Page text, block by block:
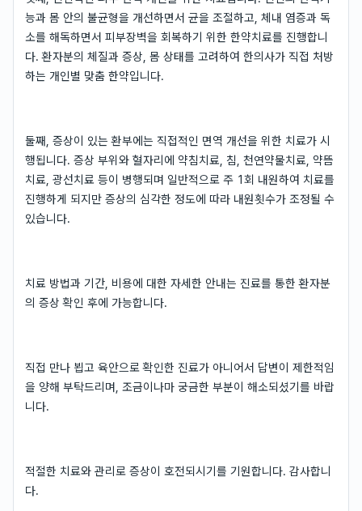
능과 몸 안의 불균형을 개선하면서 균을 조절하고, 체내 염증과 독
소를 해독하면서 피부장벽을 회복하기 위한 한약치료를 진행합니
다. 환자분의 체질과 증상, 몸 상태를 고려하여 한의사가 직접 처방
하는 개인별 맞춤 한약입니다.
둘째, 증상이 있는 환부에는 직접적인 면역 개선을 위한 치료가 시
행됩니다. 증상 부위와 혈자리에 약침치료, 침, 천연약물치료, 약뜸
치료, 광선치료 등이 병행되며 일반적으로 주 1회 내원하여 치료를
진행하게 되지만 증상의 심각한 정도에 따라 내원횟수가 조정될 수
있습니다.
치료 방법과 기간, 비용에 대한 자세한 안내는 진료를 통한 환자분
의 증상 확인 후에 가능합니다.
직접 만나 뵙고 육안으로 확인한 진료가 아니어서 답변이 제한적임
을 양해 부탁드리며, 조금이나마 궁금한 부분이 해소되셨기를 바랍
니다.
적절한 치료와 관리로 증상이 호전되시기를 기원합니다. 감사합니
다.